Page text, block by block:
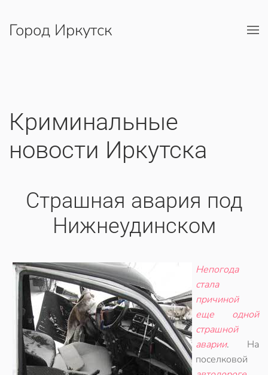
Перейти к содержимому
Город Иркутск
Криминальные
новости Иркутска
Страшная авария под
Нижнеудинском
Непогода
стала
причиной
еще одной
страшной
аварии. На
поселковой